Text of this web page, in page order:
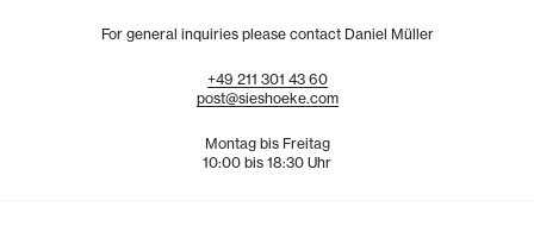
For general inquiries please contact Daniel Müller
+49 211 301 43 60
post@sieshoeke.com
Montag bis Freitag
10:00 bis 18:30 Uhr